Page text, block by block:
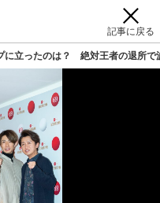
記事に戻る
に立ったのは？ 絶対王者の退所